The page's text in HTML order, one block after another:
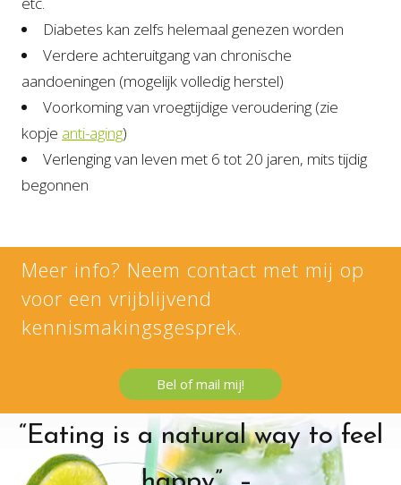
Diabetes kan zelfs helemaal genezen worden
Verdere achteruitgang van chronische
aandoeningen (mogelijk volledig herstel)
Voorkoming van vroegtijdige veroudering (zie
kopje anti-aging)
Verlenging van leven met 6 tot 20 jaren, mits tijdig
begonnen
Meer info? Neem contact met mij op
voor een vrijblijvend
kennismakingsgesprek.
Bel of mail mij!
“Eating is a natural way to feel